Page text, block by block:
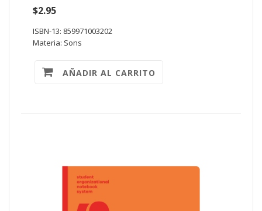
$2.95
ISBN-13: 859971003202
Materia: Sons
AÑADIR AL CARRITO